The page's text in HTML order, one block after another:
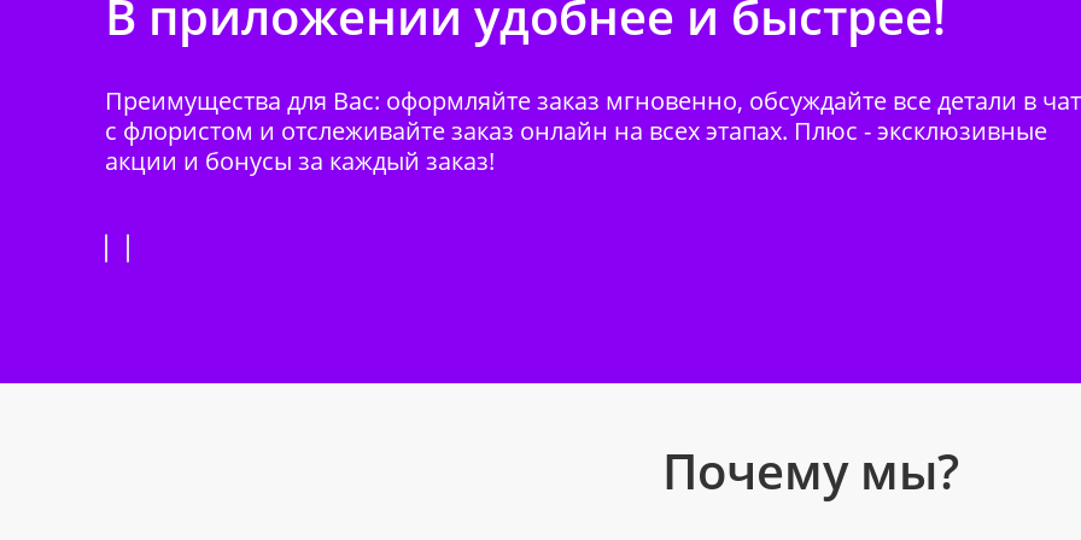
В приложении удобнее и быстрее!
Преимущества для Вас: оформляйте заказ мгновенно, обсуждайте все детали в
с флористом и отслеживайте заказ онлайн на всех этапах. Плюс - эксклюзивные
акции и бонусы за каждый заказ!
Почему мы?